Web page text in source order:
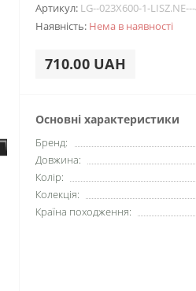
Артикул: LG--023X600-1-
Наявність: Нема в наявності
710.00 UAH
Основні характеристики
Бренд:
Довжина:
Колір:
Колекція:
Країна походження: